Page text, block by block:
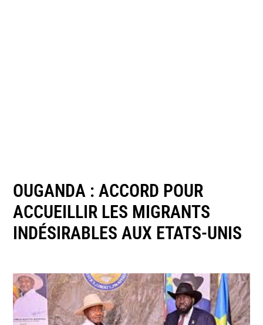
OUGANDA : ACCORD POUR
ACCUEILLIR LES MIGRANTS
INDÉSIRABLES AUX ETATS-UNIS